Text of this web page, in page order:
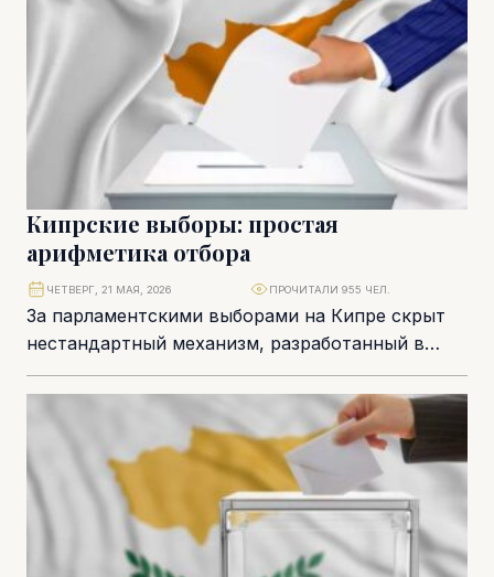
Кипрские выборы: простая
арифметика отбора
За парламентскими выборами на Кипре скрыт
нестандартный механизм, разработанный в
середине прошлого века. Он учитывает округа,
численность избирателей в каждом...
ЧЕТВЕРГ, 21 МАЯ, 2026 ПРОЧИТАЛИ 955 ЧЕЛ.